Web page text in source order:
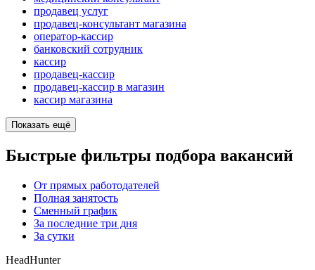
продавец услуг
продавец-консультант магазина
оператор-кассир
банковский сотрудник
кассир
продавец-кассир
продавец-кассир в магазин
кассир магазина
Показать ещё
Быстрые фильтры подбора вакансий
От прямых работодателей
Полная занятость
Сменный график
За последние три дня
За сутки
HeadHunter